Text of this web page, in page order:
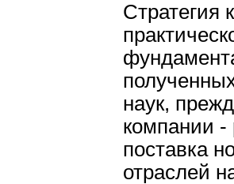
Стратегия
наук,
компании -
поставка
отраслей